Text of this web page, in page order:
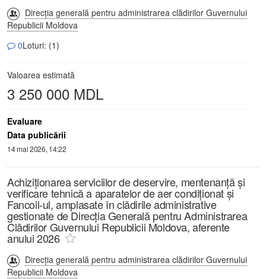
Direcția generală pentru administrarea clădirilor Guvernului
Republicii Moldova
0Loturi: (1)
Valoarea estimată
3 250 000 MDL
Evaluare
Data publicării
14 mai 2026, 14:22
Achiziționarea serviciilor de deservire, mentenanță și
verificare tehnică a aparatelor de aer condiționat și
Fancoil-ul, amplasate în clădirile administrative
gestionate de Direcția Generală pentru Administrarea
Clădirilor Guvernului Republicii Moldova, aferente
anului 2026
Direcția generală pentru administrarea clădirilor Guvernului
Republicii Moldova